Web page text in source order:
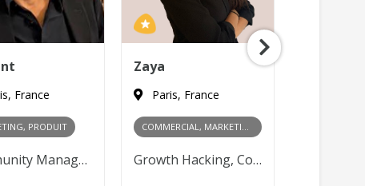
France
PRODUIT
Community Management, Content Marketing, Publicité en ligne, Product Management
Zaya
Paris, France
Growth Hacking, Content Marketing, Publicité en ligne, Relations publiques, Gestion des partenariats, Négociation commerciale, Développement de réseau, Analyse des marchés